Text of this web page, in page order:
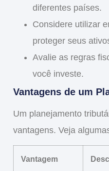
diferentes países.
Considereutilizar
proteger seus
Avalieas regras
você investe.
Vantagens de um
Um planejamento
vantagens. Veja
Vantagem